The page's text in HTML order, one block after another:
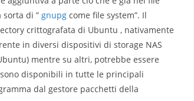
di ” gnupg come file system”. Il
crittografata di Ubuntu , nativamente
in diversi dispositivi di storage NAS
mentre su altri, potrebbe essere
disponibili in tutte le principali
dal gestore pacchetti della